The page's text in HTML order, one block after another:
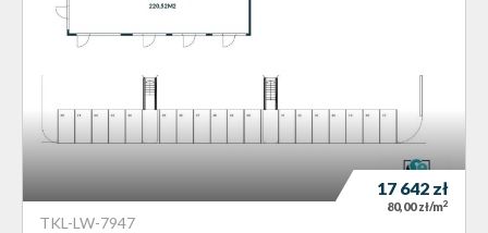
TKL-LW-7947
17 642 zł
80,00 zł/m2